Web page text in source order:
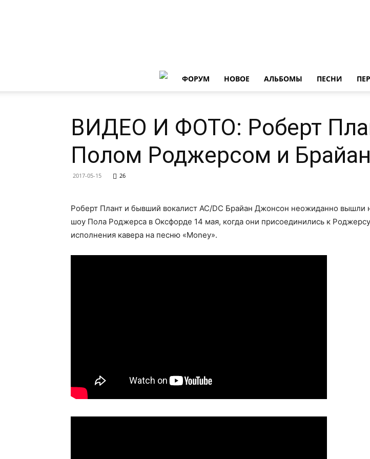
ФОРУМ НОВОE АЛЬБОМЫ ПЕСНИ
ВИДЕО И ФОТО: Роберт
Полом Роджерсом и
2017-05-15 26
Роберт Плант и бывший вокалист AC/DC Брайан Джонсон неожиданно вышли
шоу Пола Роджерса в Оксфорде 14 мая, когда они присоединились к
исполнения кавера на песню «Money».